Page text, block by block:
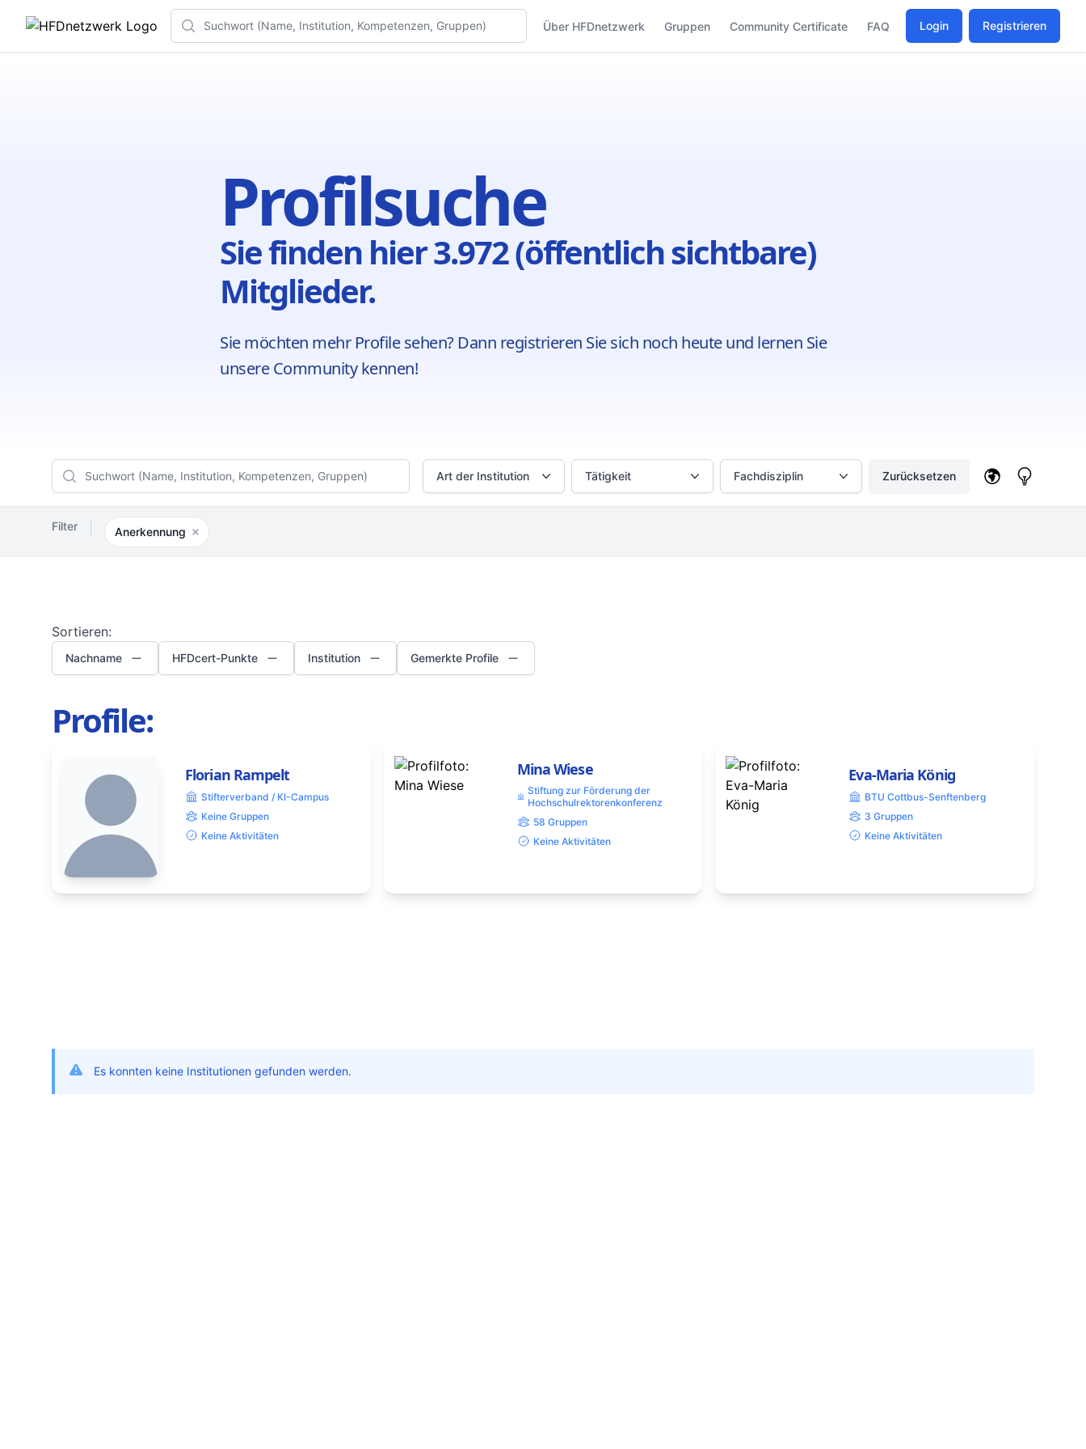
Search
Über HFDnetzwerk Gruppen Community Certificate FAQ Login Registrieren
Profilsuche
Sie finden hier 3.972 (öffentlich sichtbare)
Mitglieder.
Sie möchten mehr Profile sehen? Dann registrieren Sie sich noch heute und lernen Sie
unsere Community kennen!
Search Art der Institution Tätigkeit Fachdisziplin Zurücksetzen
Filter Anerkennung Filter entfernen
Sortieren:
Nachname HFDcert-Punkte Institution Gemerkte Profile
Profile:
Florian Rampelt
Stifterverband / KI-Campus
Keine Gruppen
Keine Aktivitäten
Mina Wiese
Stiftung zur Förderung der
Hochschulrektorenkonferenz
58 Gruppen
Keine Aktivitäten
Eva-Maria König
BTU Cottbus-Senftenberg
3 Gruppen
Keine Aktivitäten
Es konnten keine Institutionen gefunden werden.